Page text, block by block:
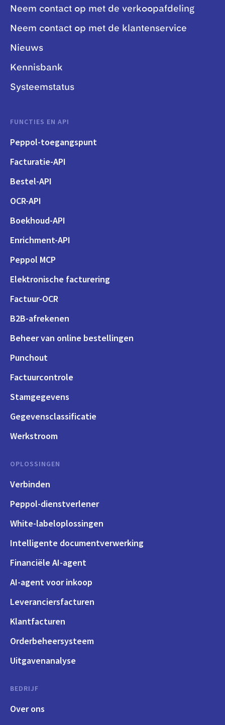
Neem contact op met de verkoopafdeling
Neem contact op met de klantenservice
Nieuws
Kennisbank
Systeemstatus
FUNCTIES EN API
Peppol-toegangspunt
Facturatie-API
Bestel-API
OCR-API
Boekhoud-API
Enrichment-API
Peppol MCP
Elektronische facturering
Factuur-OCR
B2B-afrekenen
Beheer van online bestellingen
Punchout
Factuurcontrole
Stamgegevens
Gegevensclassificatie
Werkstroom
OPLOSSINGEN
Verbinden
Peppol-dienstverlener
White-labeloplossingen
Intelligente documentverwerking
Financiële AI-agent
AI-agent voor inkoop
Leveranciersfacturen
Klantfacturen
Orderbeheersysteem
Uitgavenanalyse
BEDRIJF
Over ons